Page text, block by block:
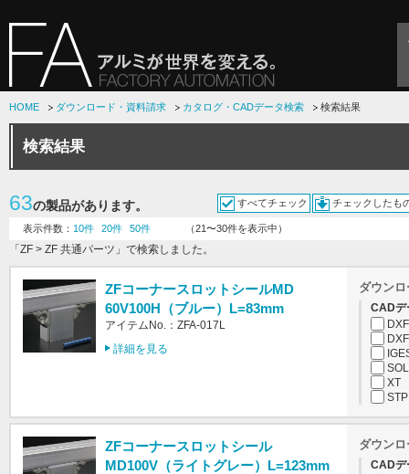
HOME ダウンロード・資料請求 カタログ・CADデータ検索 検索結果
検索結果
63の製品があります。 すべてチェック チェックしたも
表示件数： 10件 20件 50件 （21〜30件を表示中）
「ZF > ZF 共通パーツ」で検索しました。
ZFコーナースロットシールMD
60V100H（ブルー）L=83mm
アイテムNo.：ZFA-017L
詳細を見る
ダウンロ
CADデ
DXF
XT
STP
ZFコーナースロットシール
MD100V（ライトグレー）L=123mm
ダウンロ
CADデ